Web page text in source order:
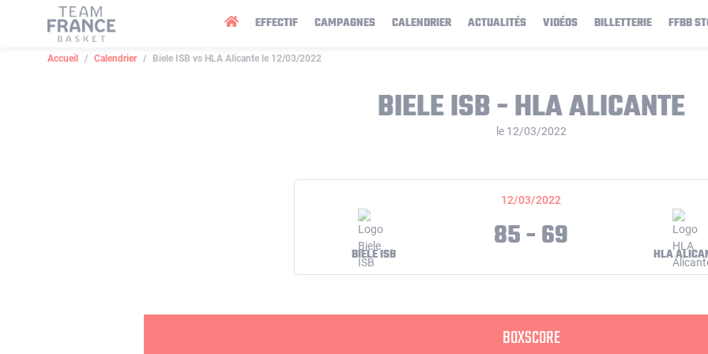
EFFECTIF CAMPAGNES CALENDRIER ACTUALITÉS VIDÉOS BILLETTERIE FFBB
Accueil Calendrier Biele ISB vs HLA Alicante le 12/03/2022
BIELE ISB - HLA ALICANTE
le 12/03/2022
12/03/2022
BIELE ISB 85 - 69 HLA
BOXSCORE
Panneau de gestion des cookies